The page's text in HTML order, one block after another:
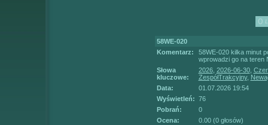
58WE-020
Komentarz:
58WE-020 kilka minut
wprowadzi go na teren
Słowa
kluczowe:
2026, 2026-06-30,
ZespółTrakcyjny,
Data:
01.07.2026 19:54
Wyświetleń: 76
Pobrań:
0
Ocena:
0.00 (0 głosów)